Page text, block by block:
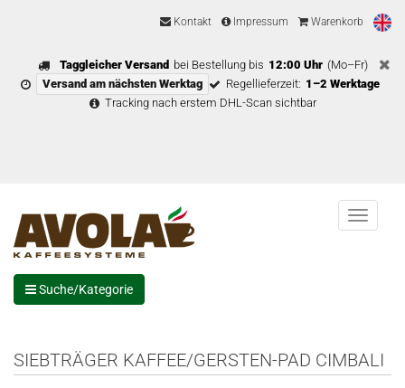
Kontakt Impressum Warenkorb
Taggleicher Versand bei Bestellung bis 12:00 Uhr (Mo–Fr)
Versand am nächsten Werktag
Regellieferzeit: 1–2 Werktage
Tracking nach erstem DHL-Scan sichtbar
Menu
Suche/Kategorie
SIEBTRÄGER KAFFEE/GERSTEN-PAD CIMBALI